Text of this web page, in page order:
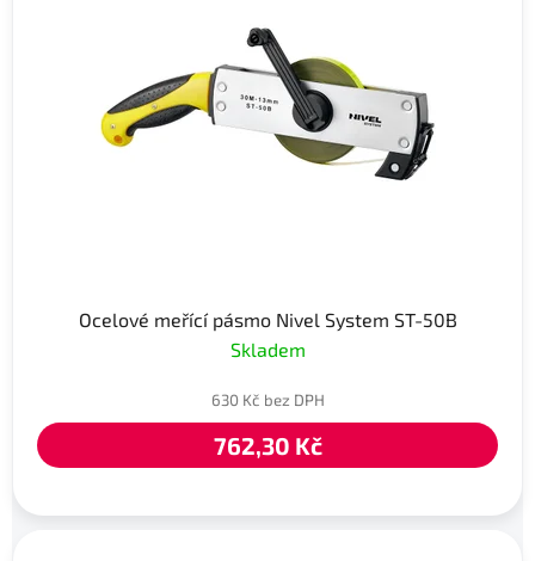
Ocelové meřící pásmo Nivel System ST-50B
Skladem
630 Kč bez DPH
762,30 Kč